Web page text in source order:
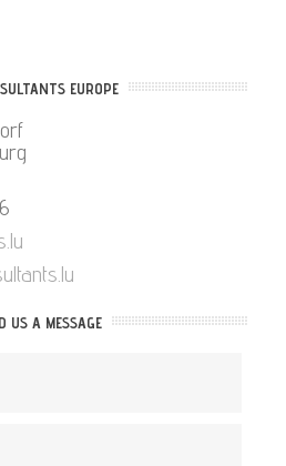
EUROPE
US A MESSAGE